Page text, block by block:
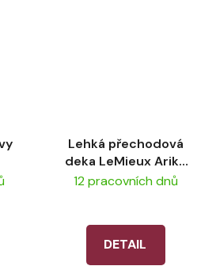
Lehká přechodová
deka LeMieux Arika
Sunstopper - Stone
12 pracovních dnů
DETAIL